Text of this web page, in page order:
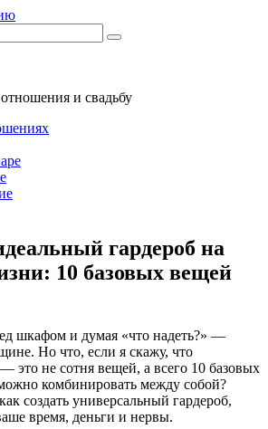
и свадьбу
гардероб на
10 базовых вещей
шкафом и думая «что надеть?» —
Но что, если я скажу, что
это не сотня вещей, а всего 10 базовых
комбинировать между собой?
создать универсальный гардероб,
время, деньги и нервы.